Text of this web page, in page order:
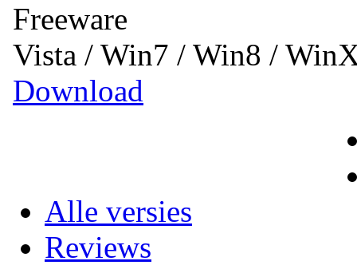
Freeware
Vista / Win7 / Win8 /
Download
Alle versies
Reviews